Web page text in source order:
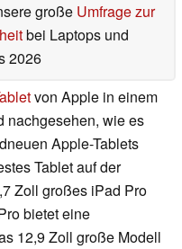
große Umfrage zur
bei Laptops und
2026
von Apple in einem
nachgesehen, wie es
Apple-Tablets
Tablet auf der
Zoll großes iPad Pro
bietet eine
12,9 Zoll große Modell